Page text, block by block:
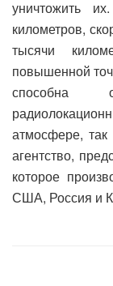
уничтожить
километров,
тысячи
повышенной
способна
атмосфере,
агентство,
которое
США, Россия и